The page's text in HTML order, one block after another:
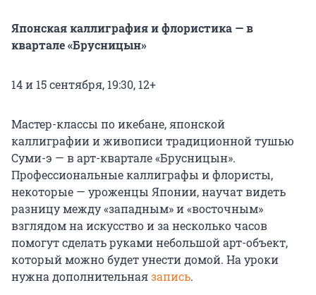
Японская каллиграфия и флористика — в
квартале «Брусницын»
14 и 15 сентября, 19:30, 12+
Мастер-классы по икебане, японской
каллиграфии и живописи традиционной тушью
Суми-э — в арт-квартале «Брусницын».
Профессиональные каллиграфы и флористы,
некоторые — уроженцы Японии, научат видеть
разницу между «западным» и «восточным»
взглядом на искусство и за несколько часов
помогут сделать руками небольшой арт-объект,
который можно будет унести домой. На уроки
нужна дополнительнаязапись.